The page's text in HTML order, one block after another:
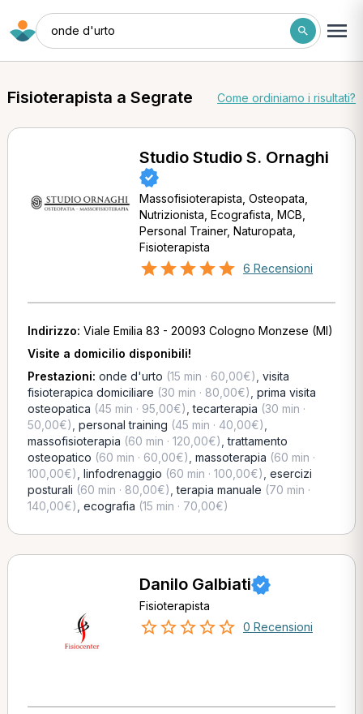
onde d'urto
Fisioterapista a Segrate Come ordiniamo i risultati?
Studio Studio S. Ornaghi
Massofisioterapista, Osteopata,
Nutrizionista, Ecografista, MCB,
Personal Trainer, Naturopata,
Fisioterapista
6 Recensioni
Indirizzo: Viale Emilia 83 - 20093 Cologno Monzese (MI)
Visite a domicilio disponibili!
Prestazioni: onde d'urto (15 min · 60,00€) visita
fisioterapica domiciliare (30 min · 80,00€) prima visita
osteopatica (45 min · 95,00€) ,tecarterapia (30 min ·
50,00€) personal training (45 min · 40,00€)
massofisioterapia (60 min · 120,00€) ,trattamento
osteopatico (60 min · 60,00€) massoterapia (60 min ·
100,00€) linfodrenaggio (60 min · 100,00€) esercizi
posturali (60 min · 80,00€) ,terapia manuale (70 min ·
140,00€) ecografia (15 min · 70,00€)
Danilo Galbiati
Fisioterapista
0 Recensioni